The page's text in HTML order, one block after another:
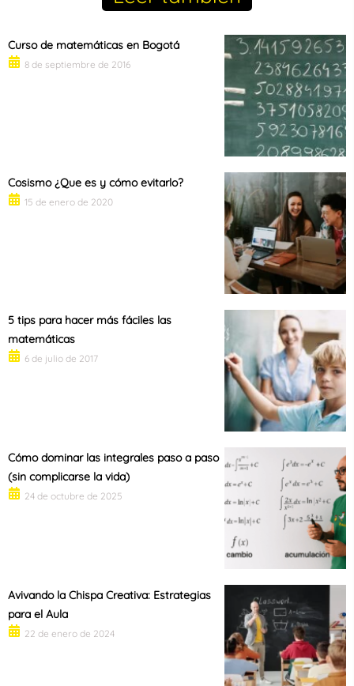
Curso de matemáticas en Bogotá
8 de septiembre de 2016
Cosismo ¿Que es y cómo evitarlo?
15 de enero de 2020
5 tips para hacer más fáciles las
matemáticas
6 de julio de 2017
Cómo dominar las integrales paso a paso
(sin complicarse la vida)
24 de octubre de 2025
Avivando la Chispa Creativa: Estrategias
para el Aula
22 de enero de 2024